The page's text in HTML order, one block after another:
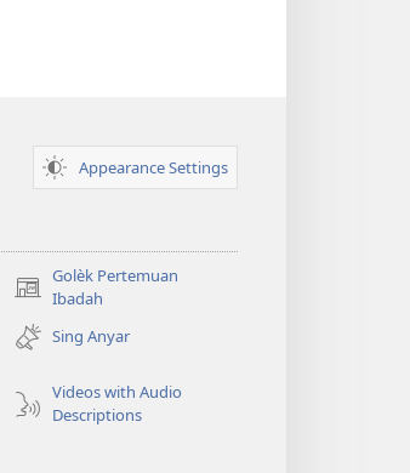
Appearance Settings
Golèk Pertemuan
Ibadah
(opens
new
window)Sing Anyar
Videos with Audio
Descriptions